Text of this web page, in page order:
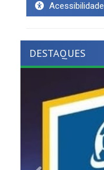
Acessibilidade
DESTAQUES